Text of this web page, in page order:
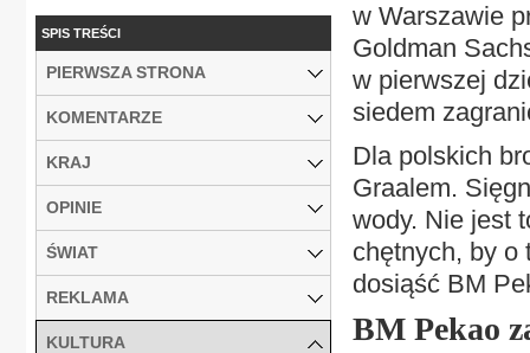
w Warszawie
Goldman
w pierwszej
siedem
Dla polskich
Graalem.
wody. Nie jest
chętnych, by o
dosiąść BM
BM Pekao
SPIS TREŚCI
PIERWSZA STRONA
KOMENTARZE
KRAJ
OPINIE
ŚWIAT
REKLAMA
KULTURA